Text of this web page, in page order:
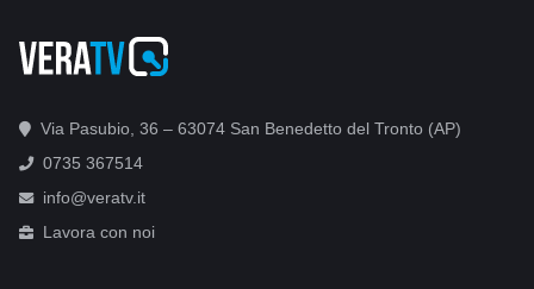
Via Pasubio, 36 – 63074 San Benedetto del Tronto (AP)
0735 367514
info@veratv.it
Lavora con noi